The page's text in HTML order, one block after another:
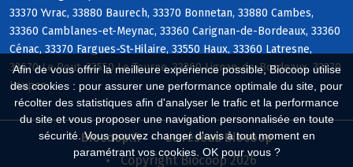
Afin de vous offrir la meilleure expérience possible, Biocoop utilise
des cookies : pour assurer une performance optimale du site, pour
récolter des statistiques afin d'analyser le trafic et la performance
du site et vous proposer une navigation personnalisée en toute
sécurité. Vous pouvez changer d'avis à tout moment en
paramétrant vos cookies. OK pour vous ?
33370 Yvrac, 33880 Baurech, 33370 Bonnetan, 33880 Cambes,
33360 Camblanes-et-Meynac, 33360 Carignan-de-Bordeaux, 33360
Cénac, 33370 Fargues-St-Hilaire, 33550 Haux, 33360 Latresne,
33670 Le Pout, 33550 Le Tourne, 33360 Lignan-de-Bordeaux, 33370
Loupes
Biocoop.fr
Le réseau Biocoop
Copyright Biocoop 2026